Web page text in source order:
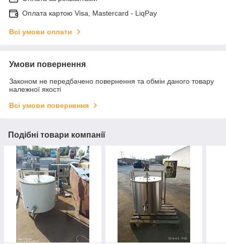
Оплата картою Visa, Mastercard - LiqPay
Всі умови оплати
Умови повернення
Законом не передбачено повернення та обмін даного товару
належної якості
Всі умови повернення
Подібні товари компанії